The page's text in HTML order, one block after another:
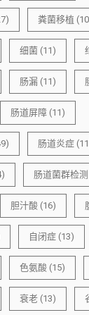
粪菌移植
细菌 (11)
肠漏 (11)
肠道屏障 (11)
肠道炎症
肠道菌群检测
胆汁酸 (16)
自闭症 (13)
色氨酸 (15)
衰老 (13)